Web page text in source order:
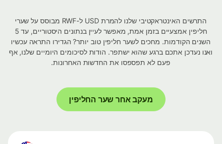
התרשים האינטראקטיבי שלנו להמרת USD ל-RWF מבוסס על שערי
חליפין אמצעיים בזמן אמת, מאפשר לעיין בנתונים היסטוריים, עד 5
השנים הקודמות. מחכים לשער חליפין טוב יותר? הגדירו התראה עכשיו
ואנו נעדכן אתכם ברגע שהוא ישתפר. הודות לסיכומים היומיים שלנו, אף
פעם לא תפספסו את החדשות האחרונות.
מעקב אחר שער החליפין